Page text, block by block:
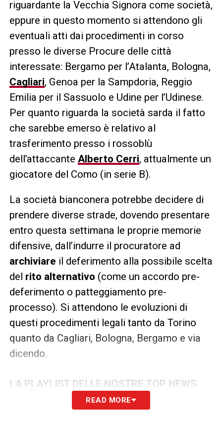
riguardante la Vecchia Signora come società,
eppure in questo momento si attendono gli
eventuali atti dai procedimenti in corso
presso le diverse Procure delle città
interessate: Bergamo per l’Atalanta, Bologna,
Cagliari, Genoa per la Sampdoria, Reggio
Emilia per il Sassuolo e Udine per l’Udinese.
Per quanto riguarda la società sarda il fatto
che sarebbe emerso è relativo al
trasferimento presso i rossoblù
dell’attaccante Alberto Cerri, attualmente un
giocatore del Como (in serie B).
La società bianconera potrebbe decidere di
prendere diverse strade, dovendo presentare
entro questa settimana le proprie memorie
difensive, dall’indurre il procuratore ad
archiviare il deferimento alla possibile scelta
del rito alternativo (come un accordo pre-
deferimento o patteggiamento pre-
processo). Si attendono le evoluzioni di
questi procedimenti legali tanto da Torino
quanto da Cagliari, Bologna, Bergamo e via
dicendo.
LA PLAYLIST DELLE NOSTRE TOP NEWS
READ MORE